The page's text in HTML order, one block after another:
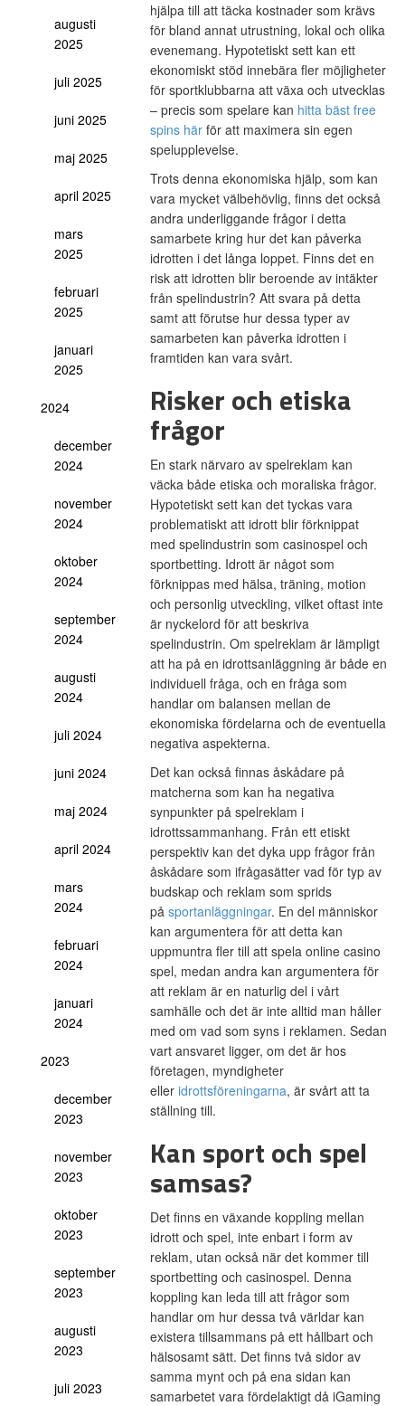
augusti
2025
juli 2025
juni 2025
maj 2025
april 2025
mars
2025
februari
2025
januari
2025
2024
december
2024
november
2024
oktober
2024
september
2024
augusti
2024
juli 2024
juni 2024
maj 2024
april 2024
mars
2024
februari
2024
januari
2024
2023
december
2023
november
2023
oktober
2023
september
2023
augusti
2023
juli 2023
hjälpa till att täcka kostnader som krävs
för bland annat utrustning, lokal och olika
evenemang. Hypotetiskt sett kan ett
ekonomiskt stöd innebära fler möjligheter
för sportklubbarna att växa och utvecklas
– precis som spelare kan hitta bäst free
spins härför att maximera sin egen
spelupplevelse.
Trots denna ekonomiska hjälp, som kan
vara mycket välbehövlig, finns det också
andra underliggande frågor i detta
samarbete kring hur det kan påverka
idrotten i det långa loppet. Finns det en
risk att idrotten blir beroende av intäkter
från spelindustrin? Att svara på detta
samt att förutse hur dessa typer av
samarbeten kan påverka idrotten i
framtiden kan vara svårt.
Risker och etiska
frågor
En stark närvaro av spelreklam kan
väcka både etiska och moraliska frågor.
Hypotetiskt sett kan det tyckas vara
problematiskt att idrott blir förknippat
med spelindustrin som casinospel och
sportbetting. Idrott är något som
förknippas med hälsa, träning, motion
och personlig utveckling, vilket oftast inte
är nyckelord för att beskriva
spelindustrin. Om spelreklam är lämpligt
att ha på en idrottsanläggning är både en
individuell fråga, och en fråga som
handlar om balansen mellan de
ekonomiska fördelarna och de eventuella
negativa aspekterna.
Det kan också finnas åskådare på
matcherna som kan ha negativa
synpunkter på spelreklam i
idrottssammanhang. Från ett etiskt
perspektiv kan det dyka upp frågor från
åskådare som ifrågasätter vad för typ av
budskap och reklam som sprids
på sportanläggningar. En del människor
kan argumentera för att detta kan
uppmuntra fler till att spela online casino
spel, medan andra kan argumentera för
att reklam är en naturlig del i vårt
samhälle och det är inte alltid man håller
med om vad som syns i reklamen. Sedan
vart ansvaret ligger, om det är hos
företagen, myndigheter
eller idrottsföreningarna, är svårt att ta
ställning till.
Kan sport och spel
samsas?
Det finns en växande koppling mellan
idrott och spel, inte enbart i form av
reklam, utan också när det kommer till
sportbetting och casinospel. Denna
koppling kan leda till att frågor som
handlar om hur dessa två världar kan
existera tillsammans på ett hållbart och
hälsosamt sätt. Det finns två sidor av
samma mynt och på ena sidan kan
samarbetet vara fördelaktigt då iGaming